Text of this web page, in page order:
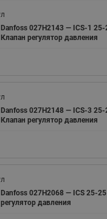
Danfoss 027H2143 — ICS-1 25-
Клапан регулятор давления
Danfoss 027H2148 — ICS-3 25-
Клапан регулятор давления
Danfoss 027H2068 — ICS 25-
регулятор давления